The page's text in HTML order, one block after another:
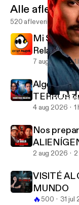
¿Cómo
EXTRA
Alle
520 afleveringen
Mi
Relatos de
7 aug 2026 1
Algo NOS
TERROR
4 aug 2026 1
Nos
2 aug 2026 2
VISITÉ AL
MUNDO
🔥 500 31 jul